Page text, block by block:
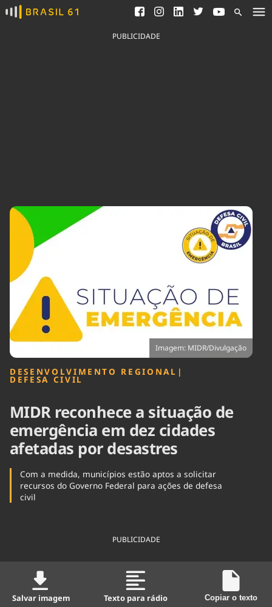
Ver todas as notícias
Saneamento
Indicadores
Agronegócios
Brasil Mineral
Ciência &
Tecnologia
Cinema
Internacional
Meio Ambiente
Podcast
Política
PUBLICIDADE
Imagem: MIDR/Divulgação
DESENVOLVIMENTO REGIONAL |
DEFESA CIVIL
MIDR reconhece a situação de
emergência em dez cidades
afetadas por desastres
Com a medida, municípios estão aptos a solicitar
recursos do Governo Federal para ações de defesa
civil
PUBLICIDADE
Salvar imagem Texto para rádio Copiar o texto